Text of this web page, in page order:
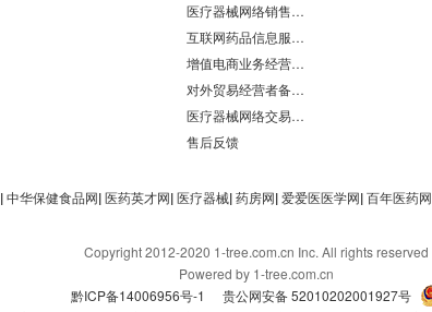
医疗器械网络销售备案
互联网药品信息服务资格证书
增值电商业务经营许可证
对外贸易经营者备案登记表/海关报关单位注册登记证书
医疗器械网络交易服务第三方平台备案凭证
售后反馈
| 中华保健食品网| 医药英才网| 医疗器械| 药房网| 爱爱医医学网| 百年医药网
Copyright 2012-2020 1-tree.com.cn Inc. All rights reserved
Powered by 1-tree.com.cn
黔ICP备14006956号-1
贵公网安备 52010202001927号